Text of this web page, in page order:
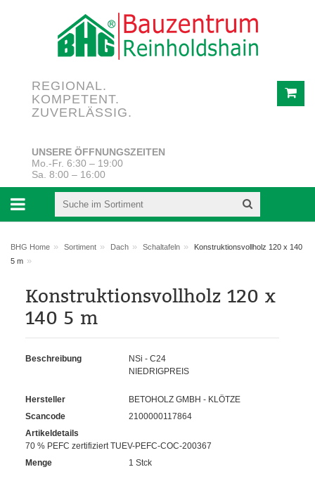
REGIONAL.
KOMPETENT.
ZUVERLÄSSIG.
UNSERE ÖFFNUNGSZEITEN
Mo.-Fr. 6:30 – 19:00
Sa. 8:00 – 16:00
BHG Home » Sortiment » Dach » Schaltafeln »
Konstruktionsvollholz 120 x 140
5 m »
Konstruktionsvollholz 120 x
140 5 m
Beschreibung
NSi - C24
NIEDRIGPREIS
Hersteller
BETOHOLZ GMBH - KLÖTZE
Scancode
2100000117864
Artikeldetails
70 % PEFC zertifiziert TUEV-PEFC-COC-200367
Menge
1 Stck